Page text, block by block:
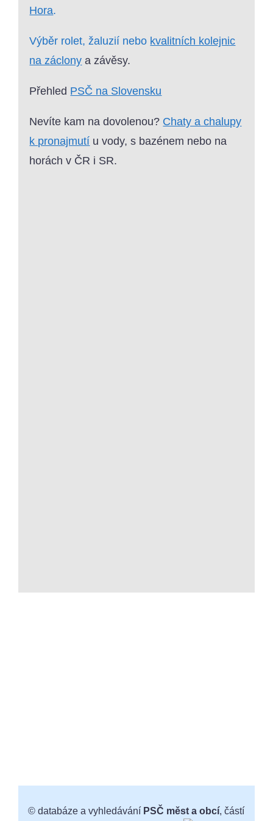
Hora.
Výběr rolet, žaluzií nebo kvalitních kolejnic
na záclony a závěsy.
Přehled PSČ na Slovensku
Nevíte kam na dovolenou? Chaty a chalupy
k pronajmutí u vody, s bazénem nebo na
horách v ČR i SR.
© databáze a vyhledávání PSČ měst a obcí, částí